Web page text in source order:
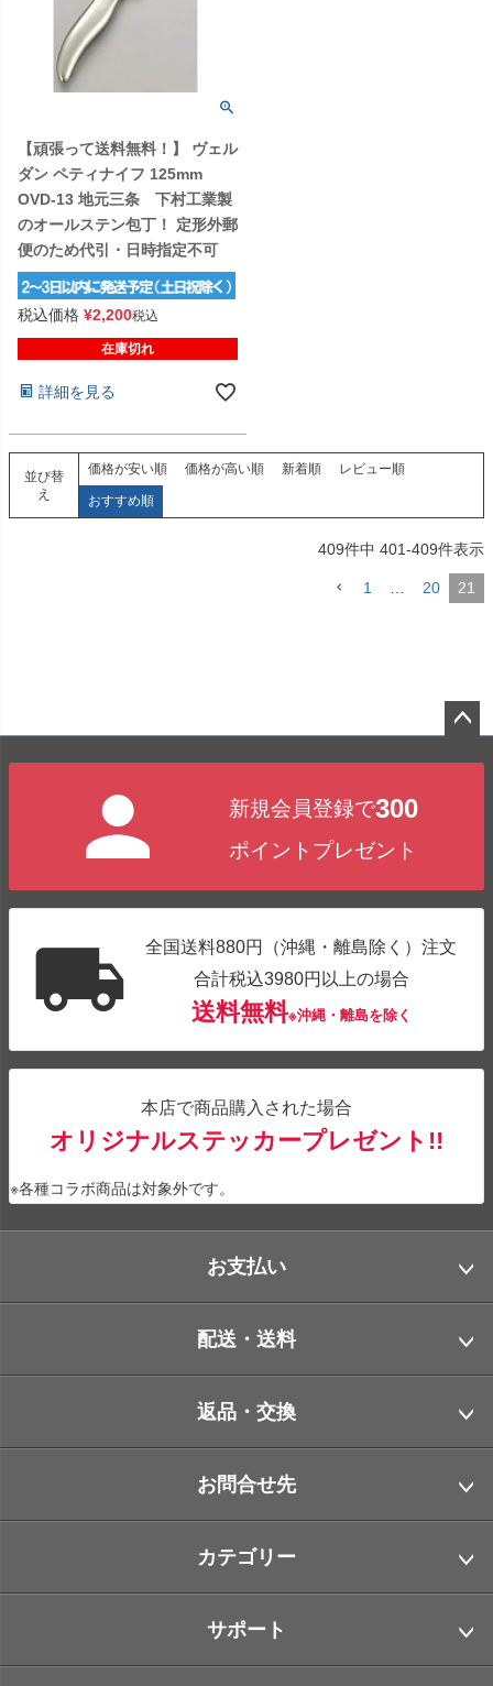
【頑張って送料無料！】 ヴェル
ダン ペティナイフ 125mm
OVD-13 地元三条 下村工業製
のオールステン包丁！ 定形外郵
便のため代引・日時指定不可
税込価格 ¥2,200税込
在庫切れ
詳細を見る
並び替
え
価格が安い順 価格が高い順 新着順 レビュー順
おすすめ順
409件中 401-409件表示
1 20 21
新規会員登録で300
ポイントプレゼント
全国送料880円（沖縄・離島除く）注文
合計税込3980円以上の場合
送料無料※沖縄・離島を除く
本店で商品購入された場合
オリジナルステッカープレゼント!!
※各種コラボ商品は対象外です。
お支払い
配送・送料
返品・交換
お問合せ先
カテゴリー
サポート